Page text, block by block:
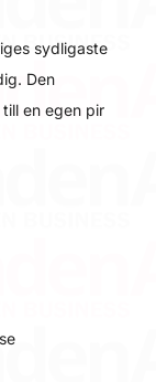
sydligaste
Den
en egen pir